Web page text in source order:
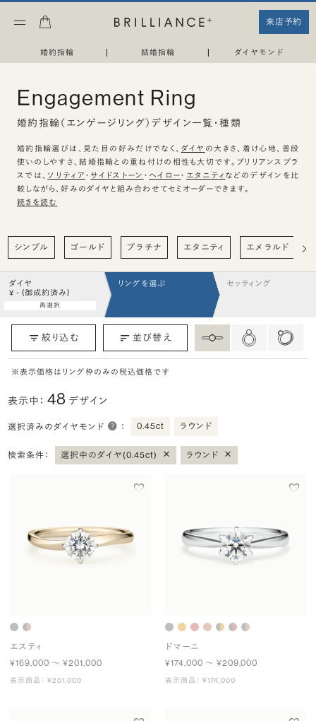
来店予約
婚約指輪 | 結婚指輪 | ダイヤモンド
Engagement Ring
婚約指輪（エンゲージリング）デザイン一覧・種類
婚約指輪選びは、見た目の好みだけでなく、 ダイヤ の大きさ、着け心地、普段
使いのしやすさ、結婚指輪との重ね付けの相性も大切です。ブリリアンスプラ
スでは、 ソリティア ・ サイドストーン ・ ヘイロー・ エタニティ などのデザインを比
較しながら、好みのダイヤと組み合わせてセミオーダーできます。
続きを読む
シンプル ゴールド プラチナ エタニティ エメラルド
ダイヤ
¥ - (御成約済み)
再選択
リングを選ぶ セッティング
絞り込む 並び替え
※表示価格はリング枠のみの税込価格です
表示中：48 デザイン
選択済みのダイヤモンド ： 0.45ct ラウンド
検索条件： 選択中のダイヤ(0.45ct) × ラウンド ×
エスティ
¥169,000 〜 ¥201,000
表示商品： ¥201,000
ドマーニ
¥174,000 〜 ¥209,000
表示商品： ¥174,000